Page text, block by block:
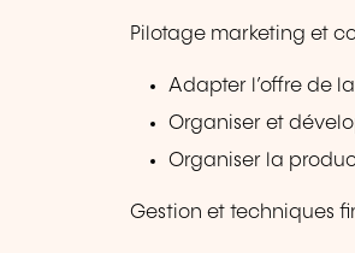
Pilotage marketing et
Adapter l’offre de
Organiser et
Organiser la
Gestion et techniques